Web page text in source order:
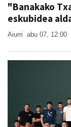
"Banakako
eskubidea
Aiurri abu 07, 12:00